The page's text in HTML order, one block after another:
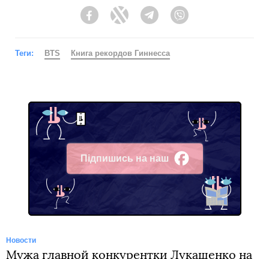
FacebookTwitter Telegram
Теги: BTS Книга рекордов Гиннесса
Підпишись на наш
Facebook
Новости
Мужа главной конкурентки Лукашенко на